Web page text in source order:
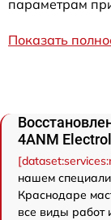
параметрам
Показать
4ANM
нашем
Краснодаре
все виды работ